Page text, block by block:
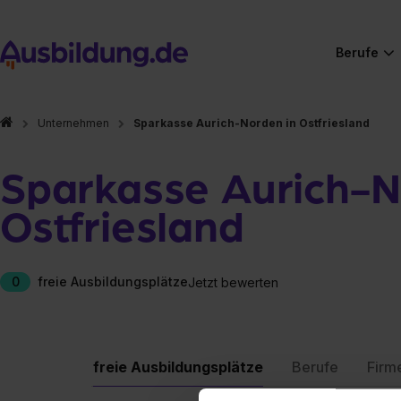
Berufe
Unternehmen Sparkasse Aurich-Norden in Ostfriesland
Sparkasse Aurich-
Ostfriesland
0 freie AusbildungsplätzeJetzt bewerten
freie Ausbildungsplätze Berufe